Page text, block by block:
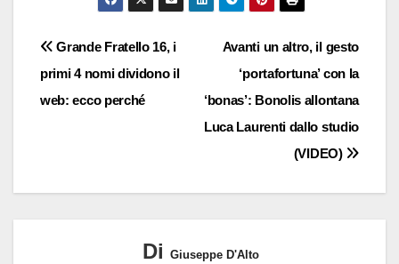
Navigazione
articoli
Avanti un altro, il gesto
‘portafortuna’ con la
‘bonas’: Bonolis allontana
Luca Laurenti dallo studio
(VIDEO)
Grande Fratello 16, i
primi 4 nomi dividono il
web: ecco perché
Di Giuseppe D'Alto